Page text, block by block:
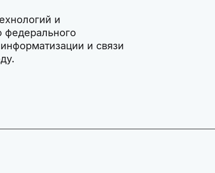
и
и связи